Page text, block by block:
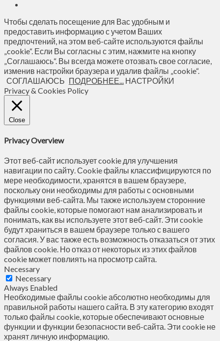
Чтобы сделать посещение для Вас удобным и
предоставить информацию с учетом Ваших
предпочтений, на этом веб-сайте используются файлы
„cookie“. Если Вы согласны с этим, нажмите на кнопку
„Соглашаюсь“. Вы всегда можете отозвать свое согласие,
изменив настройки браузера и удалив файлы „cookie“.
СОГЛАШАЮСЬ ПОДРОБНЕЕ... НАСТРОЙКИ
Privacy & Cookies Policy
Close
Privacy Overview
Этот веб-сайт использует cookie для улучшения
навигации по сайту. Сookie файлы классифицируются по
мере необходимости, хранятся в вашем браузере,
поскольку они необходимы для работы с основными
функциями веб-сайта. Мы также используем сторонние
файлы cookie, которые помогают нам анализировать и
понимать, как вы используете этот веб-сайт. Эти cookie
будут храниться в вашем браузере только с вашего
согласия. У вас также есть возможность отказаться от этих
файлов cookie. Но отказ от некоторых из этих файлов
cookie может повлиять на просмотр сайта.
Necessary
Necessary
Always Enabled
Необходимые файлы cookie абсолютно необходимы для
правильной работы нашего сайта. В эту категорию входят
только файлы cookie, которые обеспечивают основные
функции и функции безопасности веб-сайта. Эти cookie не
хранят личную информацию.